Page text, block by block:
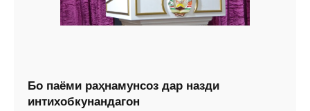
Бо паёми раҳнамунсоз дар назди
интихобкунандагон